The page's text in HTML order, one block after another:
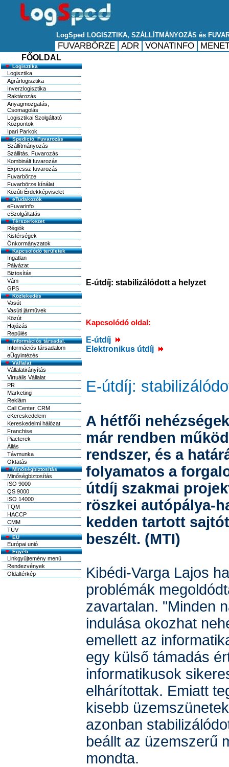
FŐOLDAL
Logisztika
Logisztika
Agrárlogisztika
Inverzlogisztika
Raktározás
Anyagmozgatás,
Csomagolás
Logisztikai Szolgáltató
Központok
Ipari Parkok
Spedició, Fuvarozás
Szállítmányozás
Szállítás, Fuvarozás
Kombinált fuvarozás
Expressz fuvarozás
Fuvarbörze
Fuvarbörze kínálat
Közúti Érdekképviselet
eTudakozók
eFuvarinfo
eSzolgáltatás
Térszerkezet
Régiók
Kistérségek
Önkormányzatok
Kapcsolódó területek
Ingatlan
Pályázat
Biztosítás
Vám
GPS
Közlekedés
Vasút
Vasúti járművek
Közút
Hajózás
Repülés
Információs társadal.
Információs társadalom
eÜgyintézés
Vállalat
Vállalatirányítás
Virtuális Vállalat
PR
Marketing
Reklám
Call Center, CRM
eKereskedelem
Kereskedelmi hálózat
Franchise
Piacterek
Állás
Távmunka
Oktatás
Minőségbiztosítás
Minőségbiztosítás
ISO 9000
QS 9000
ISO 14000
TQM
HACCP
CMM
TÜV
EU
Európai unió
Egyéb
Linkgyűjtemény menü
Rendezvények
Oldaltérkép
E-útdíj: stabilizálódott a helyzet
Kapcsolódó oldal:
E-útdíj
Elektronikus útdíj
E-útdíj:
A hétfői
már rendben
rendszer, és a
folyamatos a
útdíj szakmai
röszkei autópálya-
kedden tartott
beszélt. (MTI)
Kibédi-Varga Lajos
problémák
zavartalan. "Minden
indulása okozhat
emellett az
egy külső támadás
informatikusok
elhárítottak. Emiatt
kisebb
azonban
beállt az üzemszerű
mondta.